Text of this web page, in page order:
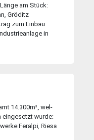
am Stück:
Grö­ditz
zum Ein­bau
in
14.300m³, wel­
ein­ge­setzt wur­de:
Fer­alpi, Riesa